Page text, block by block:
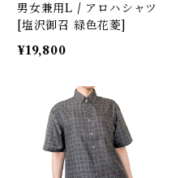
男女兼用L / アロハシャツ
[塩沢御召 緑色花菱]
¥19,800